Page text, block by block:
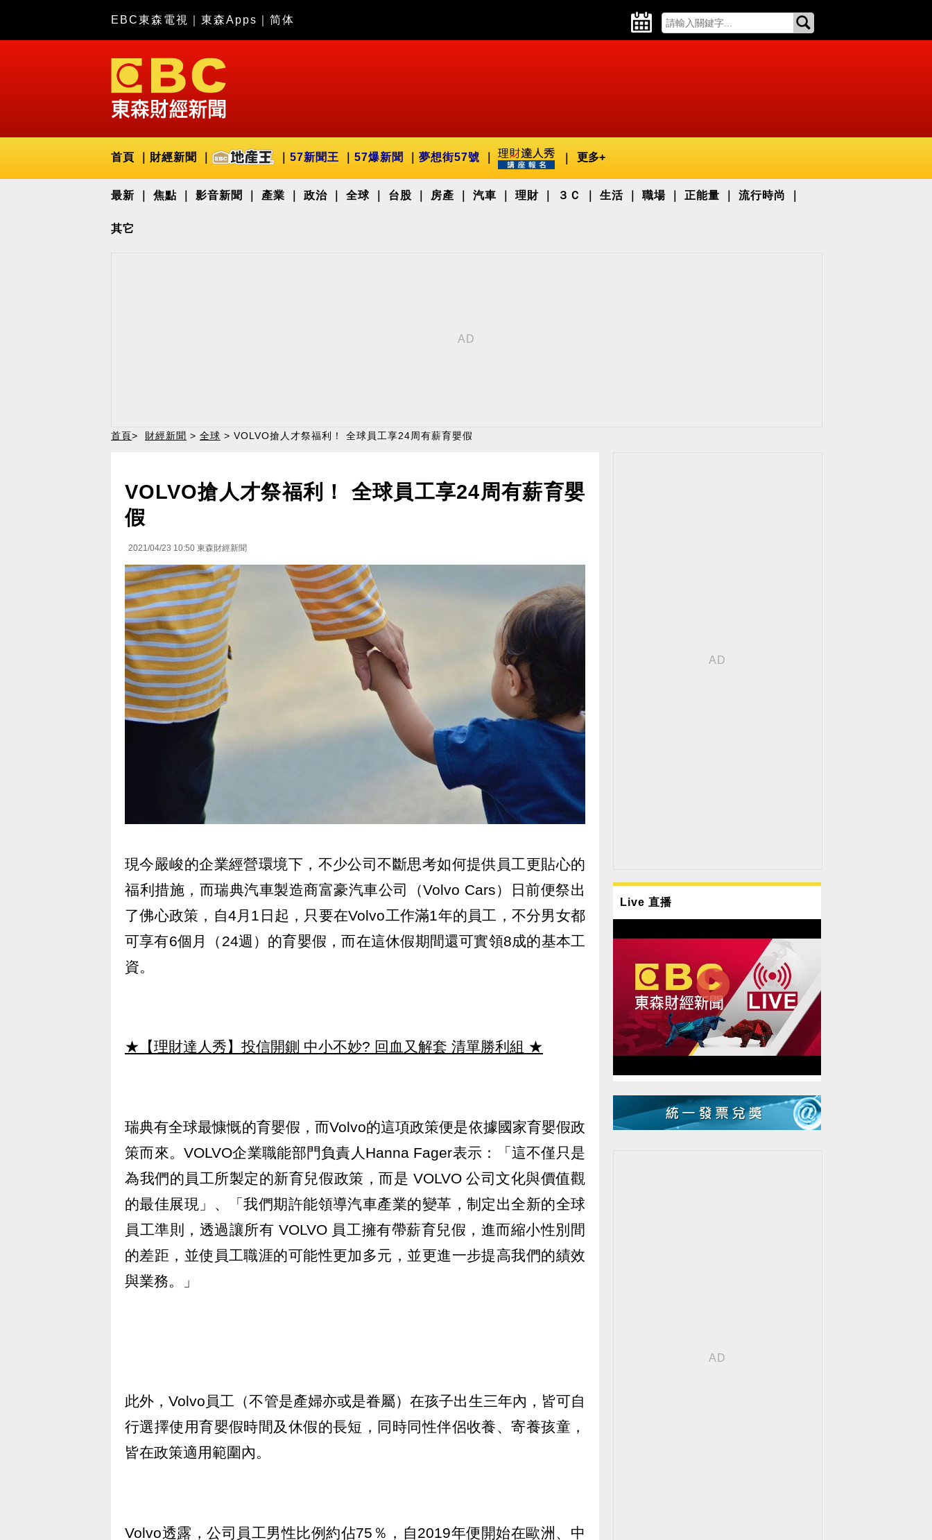
EBC東森電視 東森Apps 简体
首頁 財經新聞 57新聞王 57爆新聞 夢想街57號 更多+
最新 焦點 影音新聞 產業 政治 全球 台股 房產 汽車 理財 ３Ｃ 生活 職場 正能量 流行時尚
其它
首頁> 財經新聞 > 全球 > VOLVO搶人才祭福利！ 全球員工享24周有薪育嬰假
VOLVO搶人才祭福利！ 全球員工享24周有薪育嬰
假
2021/04/23 10:50 東森財經新聞
現今嚴峻的企業經營環境下，不少公司不斷思考如何提供員工更貼心的
福利措施，而瑞典汽車製造商富豪汽車公司（Volvo Cars）日前便祭出
了佛心政策，自4月1日起，只要在Volvo工作滿1年的員工，不分男女都
可享有6個月（24週）的育嬰假，而在這休假期間還可實領8成的基本工
資。
★【理財達人秀】投信開鍘 中小不妙? 回血又解套 清單勝利組 ★
瑞典有全球最慷慨的育嬰假，而Volvo的這項政策便是依據國家育嬰假政
策而來。VOLVO企業職能部門負責人Hanna Fager表示：「這不僅只是
為我們的員工所製定的新育兒假政策，而是 VOLVO 公司文化與價值觀
的最佳展現」、「我們期許能領導汽車產業的變革，制定出全新的全球
員工準則，透過讓所有 VOLVO 員工擁有帶薪育兒假，進而縮小性別間
的差距，並使員工職涯的可能性更加多元，並更進一步提高我們的績效
與業務。」
此外，Volvo員工（不管是產婦亦或是眷屬）在孩子出生三年內，皆可自
行選擇使用育嬰假時間及休假的長短，同時同性伴侶收養、寄養孩童，
皆在政策適用範圍內。
Volvo透露，公司員工男性比例約佔75％，自2019年便開始在歐洲、中
Live 直播